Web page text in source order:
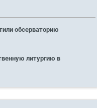
обсерваторию
литургию в